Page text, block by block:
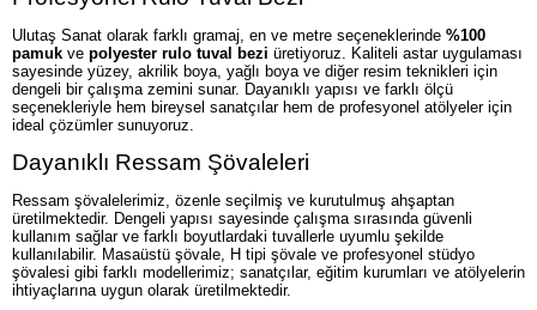
Ulutaş Sanat olarak farklı gramaj, en ve metre seçeneklerinde %100
pamuk ve polyester rulo tuval bezi üretiyoruz. Kaliteli astar uygulaması
sayesinde yüzey, akrilik boya, yağlı boya ve diğer resim teknikleri için
dengeli bir çalışma zemini sunar. Dayanıklı yapısı ve farklı ölçü
seçenekleriyle hem bireysel sanatçılar hem de profesyonel atölyeler için
ideal çözümler sunuyoruz.
Dayanıklı Ressam Şövaleleri
Ressam şövalelerimiz, özenle seçilmiş ve kurutulmuş ahşaptan
üretilmektedir. Dengeli yapısı sayesinde çalışma sırasında güvenli
kullanım sağlar ve farklı boyutlardaki tuvallerle uyumlu şekilde
kullanılabilir. Masaüstü şövale, H tipi şövale ve profesyonel stüdyo
şövalesi gibi farklı modellerimiz; sanatçılar, eğitim kurumları ve atölyelerin
ihtiyaçlarına uygun olarak üretilmektedir.